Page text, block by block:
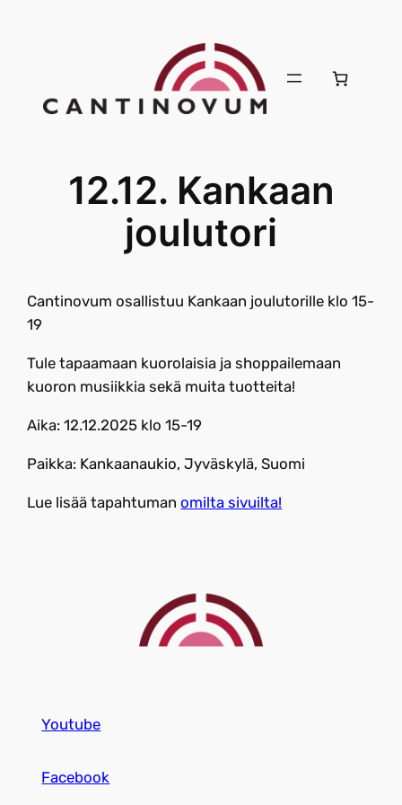
12.12. Kankaan
joulutori
Cantinovum osallistuu Kankaan joulutorille klo 15-
19
Tule tapaamaan kuorolaisia ja shoppailemaan
kuoron musiikkia sekä muita tuotteita!
Aika: 12.12.2025 klo 15-19
Paikka: Kankaanaukio, Jyväskylä, Suomi
Lue lisää tapahtumanomilta sivuilta!
Youtube
Facebook